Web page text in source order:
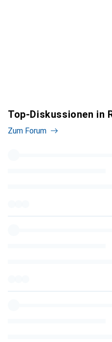
Top-Diskussionen in
Zum Forum